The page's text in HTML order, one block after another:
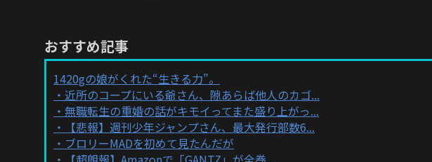
おすすめ記事
1420gの娘がくれた“生きる力”。
近所のコープにいる爺さん、隙あらば他人のカゴ...
無職転生の重婚の話がキモイってまた盛り上がっ...
【悲報】週刊少年ジャンプさん、最大発行部数6...
ブロリーMADを初めて見たんだが